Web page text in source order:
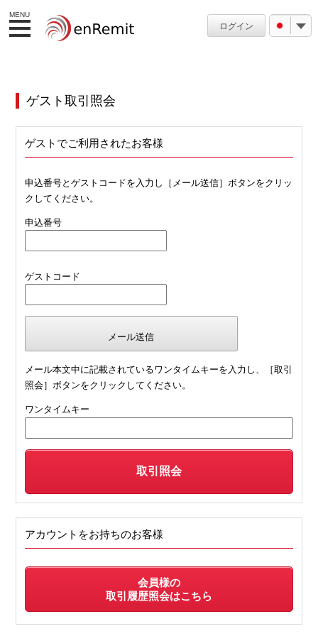
MENU
ログイン
ゲスト取引照会
ゲストでご利用されたお客様
申込番号とゲストコードを入力し［メール送信］ボタンをクリッ
クしてください。
申込番号
ゲストコード
メール本文中に記載されているワンタイムキーを入力し、［取引
照会］ボタンをクリックしてください。
ワンタイムキー
アカウントをお持ちのお客様
会員様の
取引履歴照会はこちら